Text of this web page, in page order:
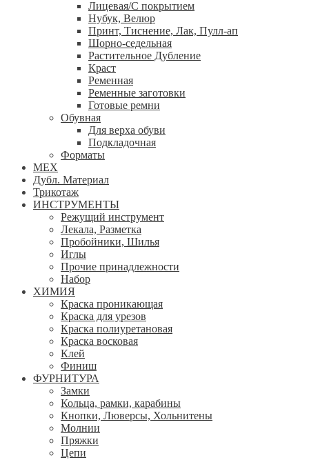
Лицевая/С покрытием
Нубук, Велюр
Принт, Тиснение, Лак, Пулл-ап
Шорно-седельная
Растительное Дубление
Краст
Ременная
Ременные заготовки
Готовые ремни
Обувная
Для верха обуви
Подкладочная
Форматы
МЕХ
Дубл. Материал
Трикотаж
ИНСТРУМЕНТЫ
Режущий инструмент
Лекала, Разметка
Пробойники, Шилья
Иглы
Прочие принадлежности
Набор
ХИМИЯ
Краска проникающая
Краска для урезов
Краска полиуретановая
Краска восковая
Клей
Финиш
ФУРНИТУРА
Замки
Кольца, рамки, карабины
Кнопки, Люверсы, Хольнитены
Молнии
Пряжки
Цепи